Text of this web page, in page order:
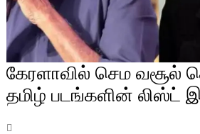
கேரளாவில் செம வசூல்
தமிழ் படங்களின்